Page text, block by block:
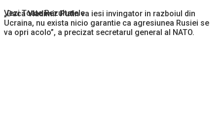
Vezi Toate Rezultatele
„DacaVladimir Putinva iesi invingator in razboiul din
Ucraina, nu exista nicio garantie ca agresiunea Rusiei se
va opri acolo”, a precizat secretarul general al NATO.